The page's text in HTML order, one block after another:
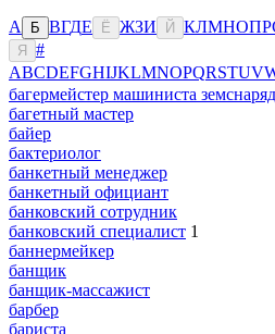
А Б ВГДЕ Ё ЖЗИ Й КЛМНОПР
Я
#
ABCDEFGHIJKLMNOPQRSTUV
багермейстер машиниста
багетный мастер
байер
бактериолог
банкетный менеджер
банкетный официант
банковский сотрудник
банковский специалист 1
баннермейкер
банщик
банщик-массажист
барбер
бариста